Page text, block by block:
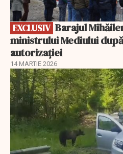
EXCLUSIV
ministrului Mediului
autorizației
14 MARTIE 2026
EXCLUSIV